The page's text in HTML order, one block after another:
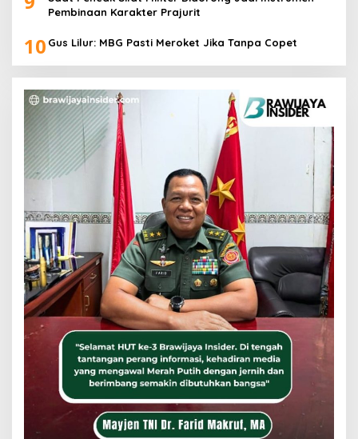
Pembinaan Karakter Prajurit
10 Gus Lilur: MBG Pasti Meroket Jika Tanpa Copet